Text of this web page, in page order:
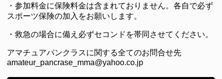
・参加料金に保険料金は含まれておりません。各自で必ず
スポーツ保険の加入をお願いします。
・救急の場合に備え必ずセコンドを帯同させてください。
アマチュアパンクラスに関する全てのお問合せ先
amateur_pancrase_mma@yahoo.co.jp